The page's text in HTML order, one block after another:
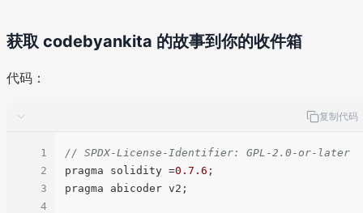
获取 codebyankita 的故事到你的收件箱
代码：
复制代码
1
2
3
4
// SPDX-License-Identifier: GPL-2.0-or-later
pragma solidity =0.7 .6 ;
pragma abicoder v2;